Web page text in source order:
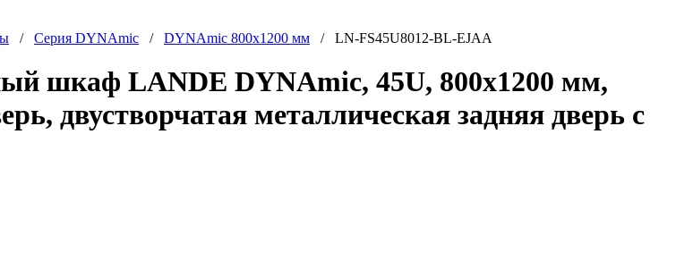
/ Серия DYNAmic / DYNAmic 800x1200 мм / LN-FS45U8012-BL-EJAA
шкаф LANDE DYNAmic, 45U, 800x1200 мм,
двустворчатая металлическая задняя дверь с